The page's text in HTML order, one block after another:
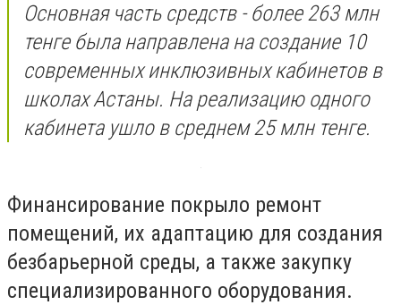
Основная часть средств - более 263 млн
тенге была направлена на создание 10
современных инклюзивных кабинетов в
школах Астаны. На реализацию одного
кабинета ушло в среднем 25 млн тенге.
Финансирование покрыло ремонт
помещений, их адаптацию для создания
безбарьерной среды, а также закупку
специализированного оборудования.